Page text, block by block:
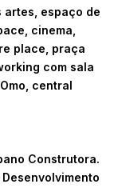
artes, espaço de
cinema,
place, praça
com sala
central
Construtora.